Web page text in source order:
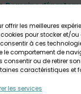
offrir les meilleures
pour stocker et/
à ces
le comportement de
consentir ou de retirer
caractéristiques et
les services
Domaine
de votre venue,
en un
» – en 5 minutes
bonnes manières
21 27, 28 juin à 16h,